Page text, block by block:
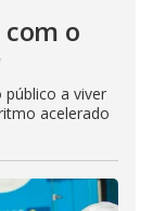
o
a viver
acelerado